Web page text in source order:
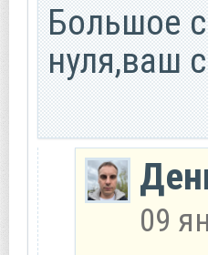
Большое
нуля,ваш
09